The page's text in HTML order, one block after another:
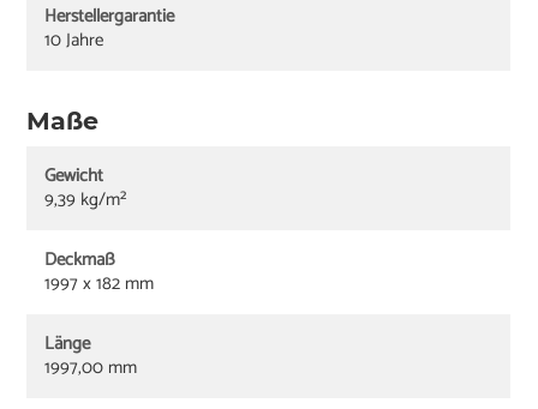
Herstellergarantie
10 Jahre
Maße
Gewicht
9,39 kg/m²
Deckmaß
1997 x 182 mm
Länge
1997,00 mm